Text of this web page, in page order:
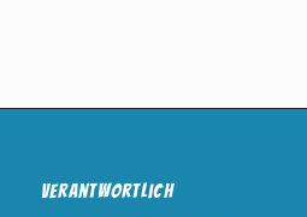
Verantwortlich